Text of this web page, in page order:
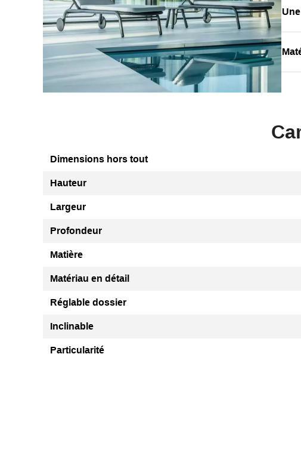
Dimensions hors tout
Hauteur
Largeur
Profondeur
Matière
Matériau en détail
Réglable dossier
Inclinable
Particularité